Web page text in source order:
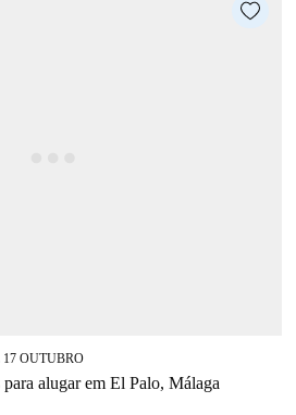
OUTUBRO
alugar em El Palo, Málaga